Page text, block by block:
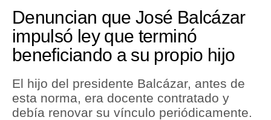
Economía
Mercados
Política
Denuncian que José Balcázar
impulsó ley que terminó
beneficiando a su propio hijo
El hijo del presidente Balcázar, antes de
esta norma, era docente contratado y
debía renovar su vínculo periódicamente.